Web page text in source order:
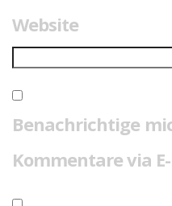
Website
Benachrichtige
Kommentare via